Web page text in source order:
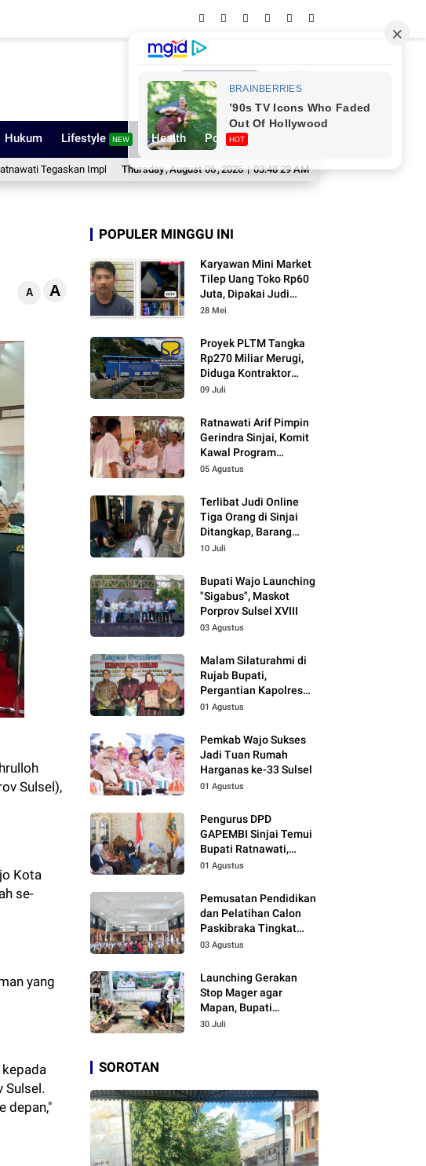
Network
Hukum Lifestyle NEW Health Poll HOT
Thursday,August 06,2026|03:48 30 AM
Implementasi Digitalisasi Daerah Ratnawati Arif Pimpin Gerindra Sinjai, Komit
A A
Sulsel),
Kota
se-
yang
kepada
Sulsel.
depan,"
POPULER MINGGU INI
Karyawan Mini Market
Tilep Uang Toko Rp60
Juta, Dipakai Judi
Online
28 Mei
Proyek PLTM Tangka
Rp270 Miliar Merugi,
Diduga Kontraktor
Tidak Profesional,
09 Juli
Ratnawati Arif Pimpin
Gerindra Sinjai, Komit
Kawal Program
Prabowo
05 Agustus
Terlibat Judi Online
Tiga Orang di Sinjai
Ditangkap, Barang
Bukti Kupon Putih
10 Juli
Bupati Wajo Launching
"Sigabus", Maskot
Porprov Sulsel XVIII
03 Agustus
Malam Silaturahmi di
Rujab Bupati,
Pergantian Kapolres
Wajo Jadi Momentum
01 Agustus
Pemkab Wajo Sukses
Jadi Tuan Rumah
Harganas ke-33 Sulsel
01 Agustus
Pengurus DPD
GAPEMBI Sinjai Temui
Bupati Ratnawati,
Bahas Sinergitas
01 Agustus
Pemusatan Pendidikan
dan Pelatihan Calon
Paskibraka Tingkat
Kabupaten Tahun 2026
03 Agustus
Launching Gerakan
Stop Mager agar
Mapan, Bupati
Ratnawati Dorong
30 Juli
SOROTAN